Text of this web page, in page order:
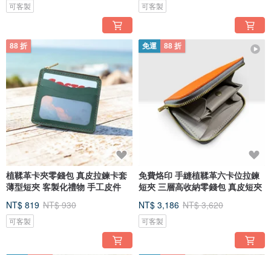
可客製 可客製
88 折
植鞣革卡夾零錢包 真皮拉鍊卡套
薄型短夾 客製化禮物 手工皮件
NT$ 819 NT$ 930
可客製
免運 88 折
免費烙印 手縫植鞣革六卡位拉鍊
短夾 三層高收納零錢包 真皮短夾
NT$ 3,186 NT$ 3,620
可客製